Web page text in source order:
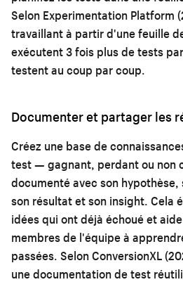
Selon Experimentation Platform
travaillant à partir d'une feuille
exécutent 3 fois plus de tests
testent au coup par coup.
Documenter et partager les
Créez une base de
test — gagnant, perdant ou non
documenté avec son
son résultat et son insight. Cela
idées qui ont déjà échoué et
membres de l'équipe à
passées. Selon ConversionXL
une documentation de test